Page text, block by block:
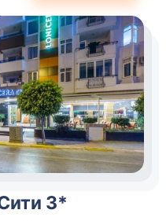
3*